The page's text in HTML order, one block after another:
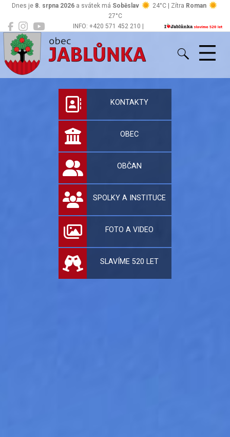
INFO: +420 571 452 210 |
Dnes je 8. srpna 2026 a svátek má Soběslav 24°C | Zítra Roman
27°C
Jablůnka
Oficiální stránky
KONTAKTY
OBEC
OBČAN
SPOLKY A INSTITUCE
FOTO A VIDEO
SLAVÍME 520 LET